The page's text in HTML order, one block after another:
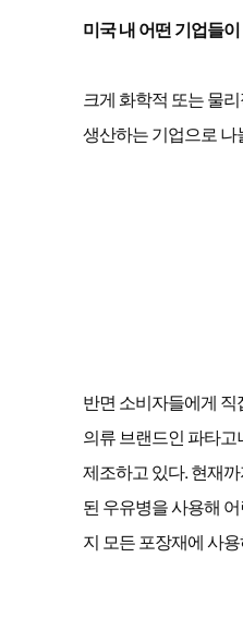
미국 내 어떤 기업들
크게 화학적 또는 물
생산하는 기업으로 나
반면 소비자들에게
의류 브랜드인 파타
제조하고 있다. 현재
된 우유병을 사용해
지 모든 포장재에 사